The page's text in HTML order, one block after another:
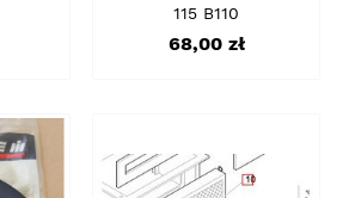
115 B110
Cena
68,00 zł